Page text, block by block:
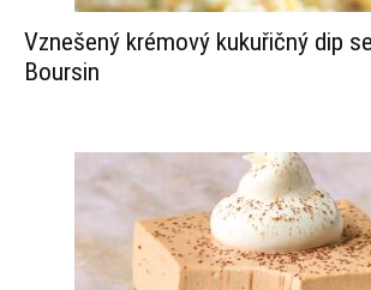
Vznešený krémový kukuřičný dip
Boursin